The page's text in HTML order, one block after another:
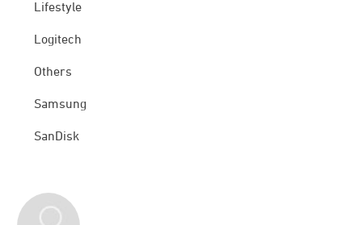
Lifestyle
Logitech
Others
Samsung
SanDisk